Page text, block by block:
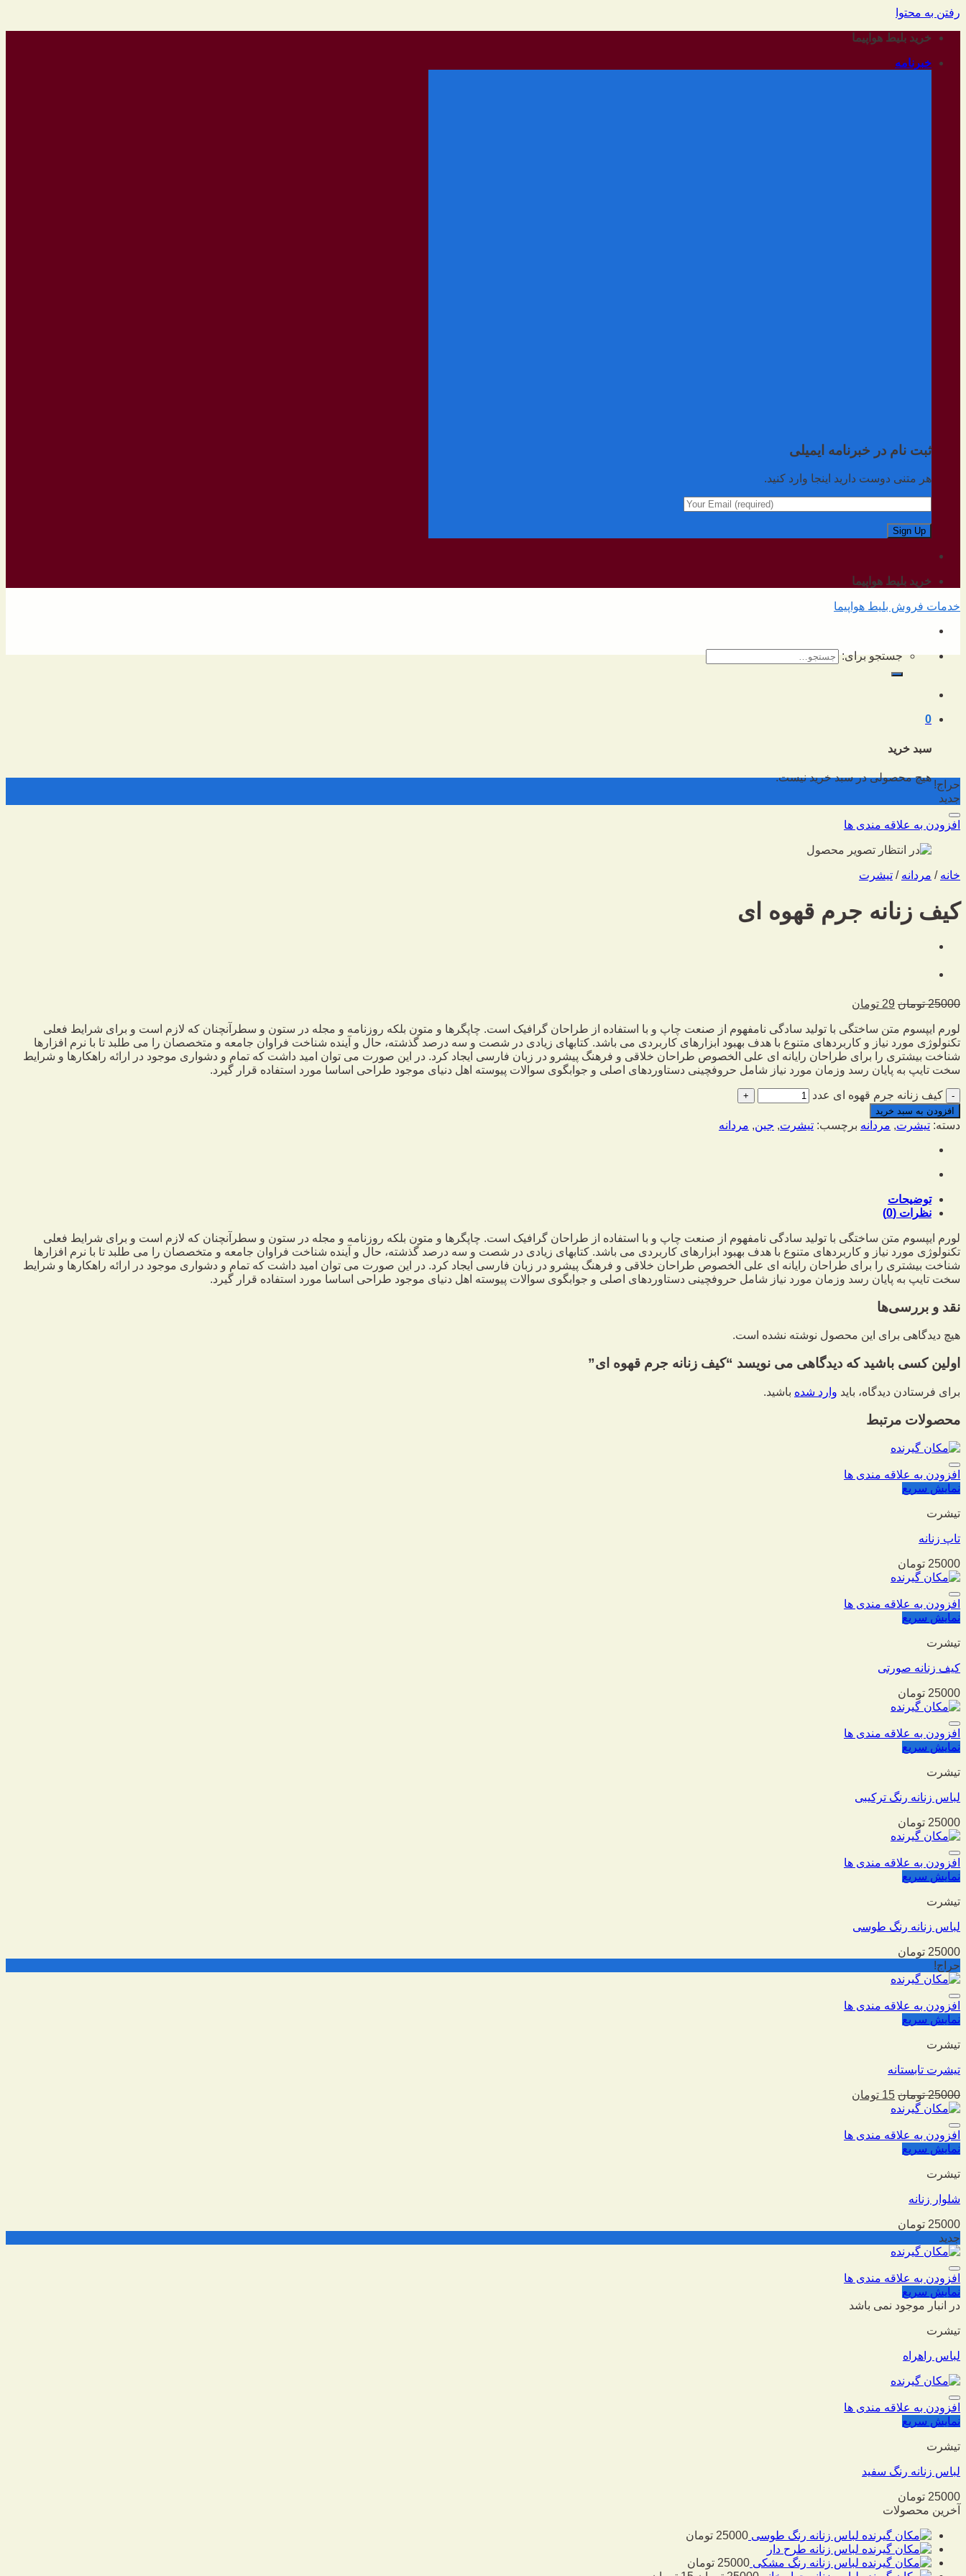
رفتن به محتوا
خرید بلیط هواپیما
خبرنامه
ثبت نام در خبرنامه ایمیلی
هر متنی دوست دارید اینجا وارد کنید.
خرید بلیط هواپیما
خدمات فروش بلیط هواپیما
جستجو برای:
0
سبد خرید
هیچ محصولی در سبد خرید نیست.
حراج!
جدید
افزودن به علاقه مندی ها
خانه / مردانه / تیشرت
کیف زنانه جرم قهوه ای
25000 تومان 29 تومان
لورم ایپسوم متن ساختگی با تولید سادگی نامفهوم از صنعت چاپ و با استفاده از طراحان گرافیک است. چاپگرها و متون بلکه روزنامه و مجله در ستون و سطرآنچنان که لازم است و برای شرایط فعلی
تکنولوژی مورد نیاز و کاربردهای متنوع با هدف بهبود ابزارهای کاربردی می باشد. کتابهای زیادی در شصت و سه درصد گذشته، حال و آینده شناخت فراوان جامعه و متخصصان را می طلبد تا با نرم افزارها
شناخت بیشتری را برای طراحان رایانه ای علی الخصوص طراحان خلاقی و فرهنگ پیشرو در زبان فارسی ایجاد کرد. در این صورت می توان امید داشت که تمام و دشواری موجود در ارائه راهکارها و شرایط
سخت تایپ به پایان رسد وزمان مورد نیاز شامل حروفچینی دستاوردهای اصلی و جوابگوی سوالات پیوسته اهل دنیای موجود طراحی اساسا مورد استفاده قرار گیرد.
کیف زنانه جرم قهوه ای عدد
افزودن به سبد خرید
دسته: تیشرت, مردانه برچسب: تیشرت, جین, مردانه
توضیحات
نظرات (0)
لورم ایپسوم متن ساختگی با تولید سادگی نامفهوم از صنعت چاپ و با استفاده از طراحان گرافیک است. چاپگرها و متون بلکه روزنامه و مجله در ستون و سطرآنچنان که لازم است و برای شرایط فعلی
تکنولوژی مورد نیاز و کاربردهای متنوع با هدف بهبود ابزارهای کاربردی می باشد. کتابهای زیادی در شصت و سه درصد گذشته، حال و آینده شناخت فراوان جامعه و متخصصان را می طلبد تا با نرم افزارها
شناخت بیشتری را برای طراحان رایانه ای علی الخصوص طراحان خلاقی و فرهنگ پیشرو در زبان فارسی ایجاد کرد. در این صورت می توان امید داشت که تمام و دشواری موجود در ارائه راهکارها و شرایط
سخت تایپ به پایان رسد وزمان مورد نیاز شامل حروفچینی دستاوردهای اصلی و جوابگوی سوالات پیوسته اهل دنیای موجود طراحی اساسا مورد استفاده قرار گیرد.
نقد و بررسی‌ها
هیچ دیدگاهی برای این محصول نوشته نشده است.
اولین کسی باشید که دیدگاهی می نویسد “کیف زنانه جرم قهوه ای”
برای فرستادن دیدگاه، باید وارد شده باشید.
محصولات مرتبط
افزودن به علاقه مندی ها
نمایش سریع
تیشرت
تاپ زنانه
25000 تومان
افزودن به علاقه مندی ها
نمایش سریع
تیشرت
کیف زنانه صورتی
25000 تومان
افزودن به علاقه مندی ها
نمایش سریع
تیشرت
لباس زنانه رنگ ترکیبی
25000 تومان
افزودن به علاقه مندی ها
نمایش سریع
تیشرت
لباس زنانه رنگ طوسی
25000 تومان
حراج!
افزودن به علاقه مندی ها
نمایش سریع
تیشرت
تیشرت تابستانه
25000 تومان 15 تومان
افزودن به علاقه مندی ها
نمایش سریع
تیشرت
شلوار زنانه
25000 تومان
جدید
افزودن به علاقه مندی ها
نمایش سریع
در انبار موجود نمی باشد
تیشرت
لباس راهراه
افزودن به علاقه مندی ها
نمایش سریع
تیشرت
لباس زنانه رنگ سفید
25000 تومان
آخرین محصولات
لباس زنانه رنگ طوسی 25000 تومان
لباس زنانه طرح دار
لباس زنانه رنگ مشکی 25000 تومان